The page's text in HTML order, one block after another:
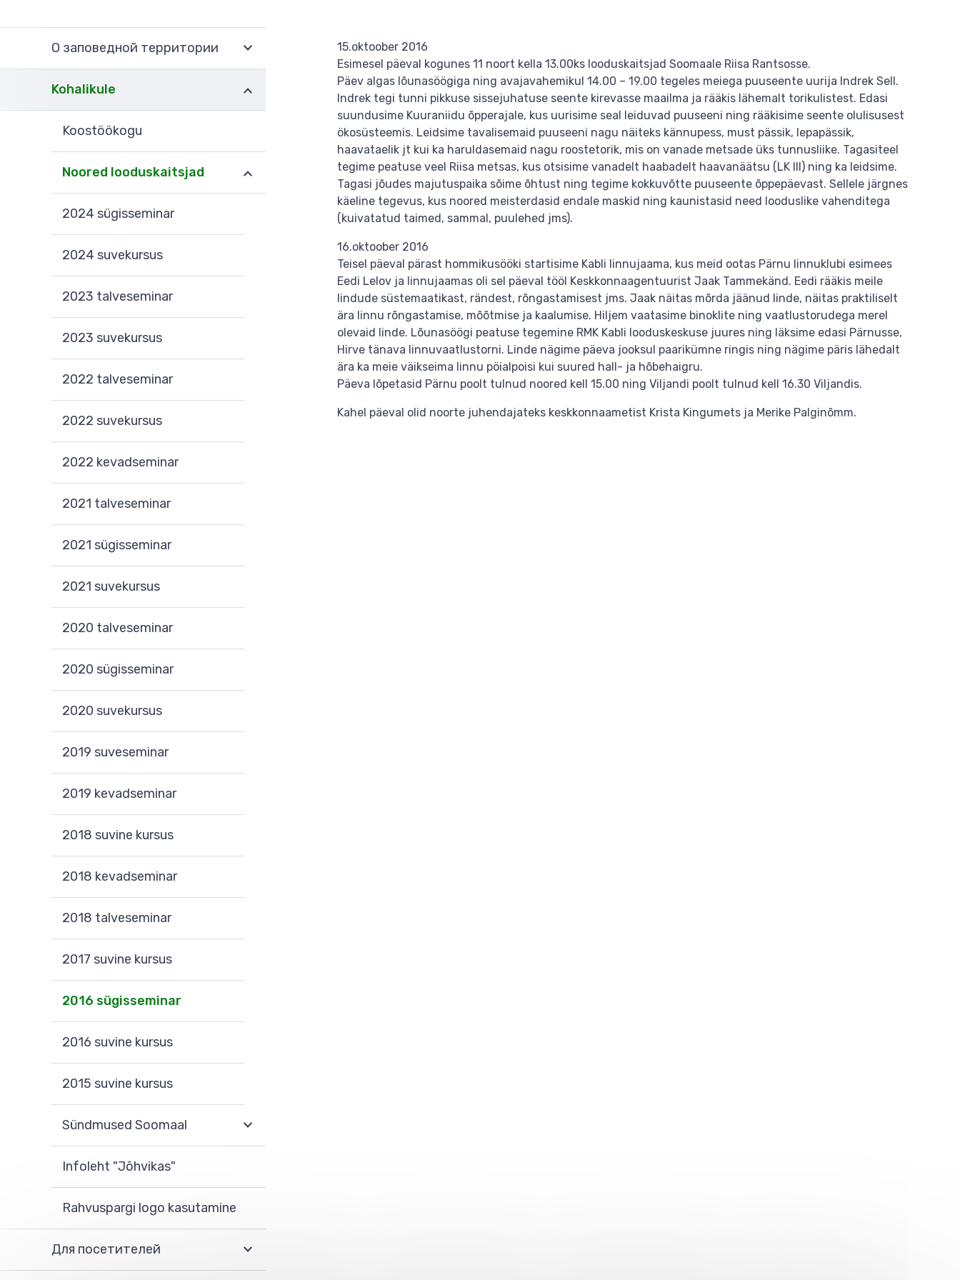
О заповедной территории
Kohalikule
Koostöökogu
Noored looduskaitsjad
2024 sügisseminar
2024 suvekursus
2023 talveseminar
2023 suvekursus
2022 talveseminar
2022 suvekursus
2022 kevadseminar
2021 talveseminar
2021 sügisseminar
2021 suvekursus
2020 talveseminar
2020 sügisseminar
2020 suvekursus
2019 suveseminar
2019 kevadseminar
2018 suvine kursus
2018 kevadseminar
2018 talveseminar
2017 suvine kursus
2016 sügisseminar
2016 suvine kursus
2015 suvine kursus
Sündmused Soomaal
Infoleht "Jõhvikas"
Rahvuspargi logo kasutamine
Для посетителей
15.oktoober 2016
Esimesel päeval kogunes 11 noort kella 13.00ks looduskaitsjad Soomaale Riisa Rantsosse.
Päev algas lõunasöögiga ning avajavahemikul 14.00 – 19.00 tegeles meiega puuseente uurija Indrek Sell.
Indrek tegi tunni pikkuse sissejuhatuse seente kirevasse maailma ja rääkis lähemalt torikulistest. Edasi
suundusime Kuuraniidu õpperajale, kus uurisime seal leiduvad puuseeni ning rääkisime seente olulisusest
ökosüsteemis. Leidsime tavalisemaid puuseeni nagu näiteks kännupess, must pässik, lepapässik,
haavataelik jt kui ka haruldasemaid nagu roostetorik, mis on vanade metsade üks tunnusliike. Tagasiteel
tegime peatuse veel Riisa metsas, kus otsisime vanadelt haabadelt haavanäätsu (LK III) ning ka leidsime.
Tagasi jõudes majutuspaika sõime õhtust ning tegime kokkuvõtte puuseente õppepäevast. Sellele järgnes
käeline tegevus, kus noored meisterdasid endale maskid ning kaunistasid need looduslike vahenditega
(kuivatatud taimed, sammal, puulehed jms).
16.oktoober 2016
Teisel päeval pärast hommikusööki startisime Kabli linnujaama, kus meid ootas Pärnu linnuklubi esimees
Eedi Lelov ja linnujaamas oli sel päeval tööl Keskkonnaagentuurist Jaak Tammekänd. Eedi rääkis meile
lindude süstemaatikast, rändest, rõngastamisest jms. Jaak näitas mõrda jäänud linde, näitas praktiliselt
ära linnu rõngastamise, mõõtmise ja kaalumise. Hiljem vaatasime binoklite ning vaatlustorudega merel
olevaid linde. Lõunasöögi peatuse tegemine RMK Kabli looduskeskuse juures ning läksime edasi Pärnusse,
Hirve tänava linnuvaatlustorni. Linde nägime päeva jooksul paarikümne ringis ning nägime päris lähedalt
ära ka meie väikseima linnu pöialpoisi kui suured hall- ja hõbehaigru.
Päeva lõpetasid Pärnu poolt tulnud noored kell 15.00 ning Viljandi poolt tulnud kell 16.30 Viljandis.
Kahel päeval olid noorte juhendajateks keskkonnaametist Krista Kingumets ja Merike Palginõmm.